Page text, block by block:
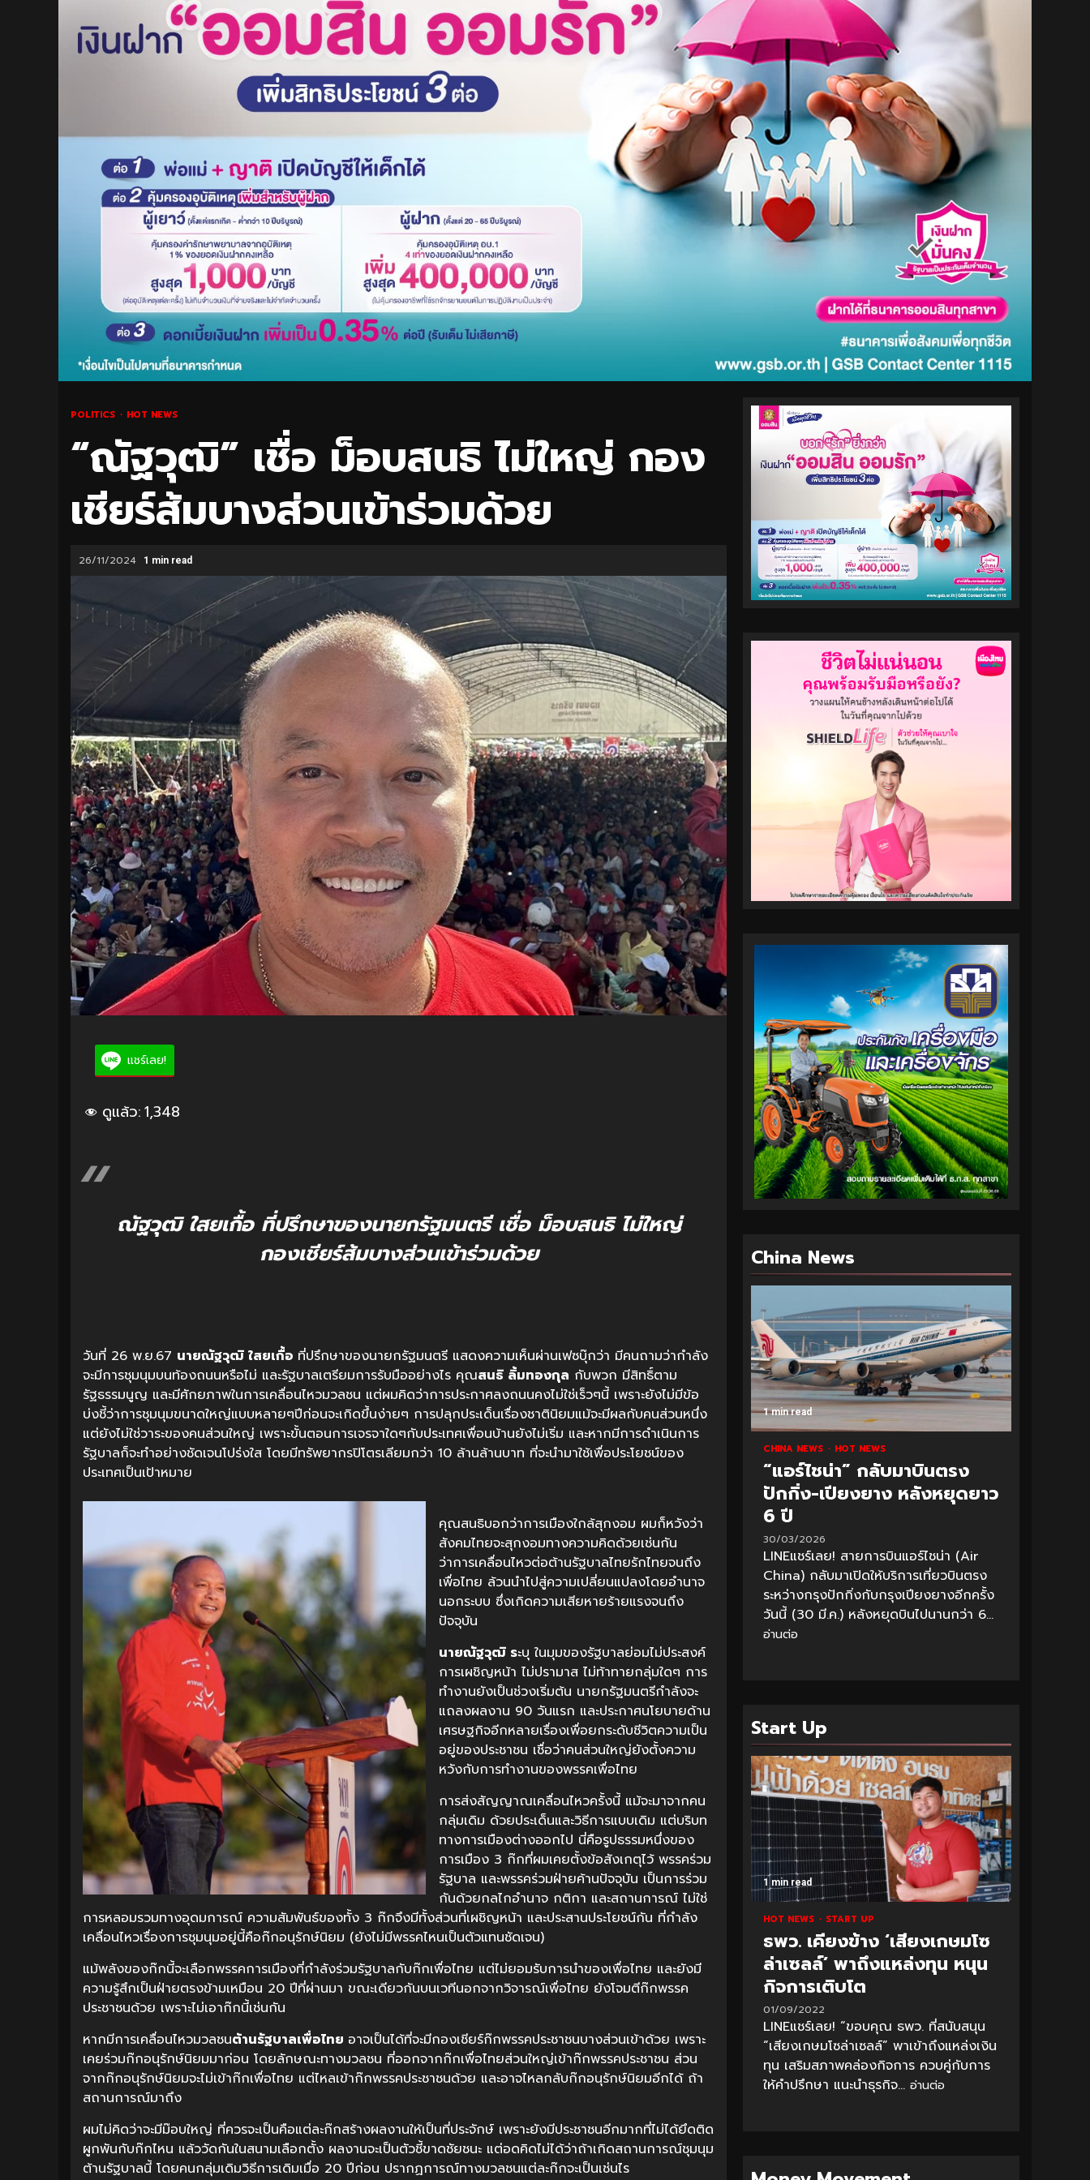
POLITICS HOT NEWS
“ณัฐวุฒิ” เชื่อ ม็อบสนธิ ไม่ใหญ่ กอง
เชียร์ส้มบางส่วนเข้าร่วมด้วย
26/11/2024 1 min read
แชร์เลย!
ดูแล้ว:1,348
ณัฐวุฒิ ใสยเกื้อ ที่ปรึกษาของนายกรัฐมนตรี เชื่อ ม็อบสนธิ ไม่ใหญ่
กองเชียร์ส้มบางส่วนเข้าร่วมด้วย
วันที่ 26 พ.ย.67 นายณัฐวุฒิ ใสยเกื้อ ที่ปรึกษาของนายกรัฐมนตรี แสดงความเห็นผ่านเฟซบุ๊กว่า มีคนถามว่ากำลัง
จะมีการชุมนุมบนท้องถนนหรือไม่ และรัฐบาลเตรียมการรับมืออย่างไร คุณสนธิ ลิ้มทองกุล กับพวก มีสิทธิ์ตาม
รัฐธรรมนูญ และมีศักยภาพในการเคลื่อนไหวมวลชน แต่ผมคิดว่าการประกาศลงถนนคงไม่ใช่เร็วๆนี้ เพราะยังไม่มีข้อ
บ่งชี้ว่าการชุมนุมขนาดใหญ่แบบหลายๆปีก่อนจะเกิดขึ้นง่ายๆ การปลุกประเด็นเรื่องชาตินิยมแม้จะมีผลกับคนส่วนหนึ่ง
แต่ยังไม่ใช่วาระของคนส่วนใหญ่ เพราะขั้นตอนการเจรจาใดๆกับประเทศเพื่อนบ้านยังไม่เริ่ม และหากมีการดำเนินการ
รัฐบาลก็จะทำอย่างชัดเจนโปร่งใส โดยมีทรัพยากรปิโตรเลียมกว่า 10 ล้านล้านบาท ที่จะนำมาใช้เพื่อประโยชน์ของ
ประเทศเป็นเป้าหมาย
คุณสนธิบอกว่าการเมืองใกล้สุกงอม ผมก็หวังว่า
สังคมไทยจะสุกงอมทางความคิดด้วยเช่นกัน
ว่าการเคลื่อนไหวต่อต้านรัฐบาลไทยรักไทยจนถึง
เพื่อไทย ล้วนนำไปสู่ความเปลี่ยนแปลงโดยอำนาจ
นอกระบบ ซึ่งเกิดความเสียหายร้ายแรงจนถึง
ปัจจุบัน
นายณัฐวุฒิ ระบุ ในมุมของรัฐบาลย่อมไม่ประสงค์
การเผชิญหน้า ไม่ปรามาส ไม่ท้าทายกลุ่มใดๆ การ
ทำงานยังเป็นช่วงเริ่มต้น นายกรัฐมนตรีกำลังจะ
แถลงผลงาน 90 วันแรก และประกาศนโยบายด้าน
เศรษฐกิจอีกหลายเรื่องเพื่อยกระดับชีวิตความเป็น
อยู่ของประชาชน เชื่อว่าคนส่วนใหญ่ยังตั้งความ
หวังกับการทำงานของพรรคเพื่อไทย
การส่งสัญญาณเคลื่อนไหวครั้งนี้ แม้จะมาจากคน
กลุ่มเดิม ด้วยประเด็นและวิธีการแบบเดิม แต่บริบท
ทางการเมืองต่างออกไป นี่คือรูปธรรมหนึ่งของ
การเมือง 3 ก๊กที่ผมเคยตั้งข้อสังเกตุไว้ พรรคร่วม
รัฐบาล และพรรคร่วมฝ่ายค้านปัจจุบัน เป็นการร่วม
กันด้วยกลไกอำนาจ กติกา และสถานการณ์ ไม่ใช่
การหลอมรวมทางอุดมการณ์ ความสัมพันธ์ของทั้ง 3 ก๊กจึงมีทั้งส่วนที่เผชิญหน้า และประสานประโยชน์กัน ที่กำลัง
เคลื่อนไหวเรื่องการชุมนุมอยู่นี้คือก๊กอนุรักษ์นิยม (ยังไม่มีพรรคไหนเป็นตัวแทนชัดเจน)
แม้พลังของก๊กนี้จะเลือกพรรคการเมืองที่กำลังร่วมรัฐบาลกับก๊กเพื่อไทย แต่ไม่ยอมรับการนำของเพื่อไทย และยังมี
ความรู้สึกเป็นฝ่ายตรงข้ามเหมือน 20 ปีที่ผ่านมา ขณะเดียวกันบนเวทีนอกจากวิจารณ์เพื่อไทย ยังโจมตีก๊กพรรค
ประชาชนด้วย เพราะไม่เอาก๊กนี้เช่นกัน
หากมีการเคลื่อนไหวมวลชนต้านรัฐบาลเพื่อไทย อาจเป็นได้ที่จะมีกองเชียร์ก๊กพรรคประชาชนบางส่วนเข้าด้วย เพราะ
เคยร่วมก๊กอนุรักษ์นิยมมาก่อน โดยลักษณะทางมวลชน ที่ออกจากก๊กเพื่อไทยส่วนใหญ่เข้าก๊กพรรคประชาชน ส่วน
จากก๊กอนุรักษ์นิยมจะไม่เข้าก๊กเพื่อไทย แต่ไหลเข้าก๊กพรรคประชาชนด้วย และอาจไหลกลับก๊กอนุรักษ์นิยมอีกได้ ถ้า
สถานการณ์มาถึง
ผมไม่คิดว่าจะมีม๊อบใหญ่ ที่ควรจะเป็นคือแต่ละก๊กสร้างผลงานให้เป็นที่ประจักษ์ เพราะยังมีประชาชนอีกมากที่ไม่ได้ยึดติด
ผูกพันกับก๊กไหน แล้ววัดกันในสนามเลือกตั้ง ผลงานจะเป็นตัวชี้ขาดชัยชนะ แต่อดคิดไม่ได้ว่าถ้าเกิดสถานการณ์ชุมนุม
ต้านรัฐบาลนี้ โดยคนกลุ่มเดิมวิธีการเดิมเมื่อ 20 ปีก่อน ปรากฏการณ์ทางมวลชนแต่ละก๊กจะเป็นเช่นไร
China News
1 min read
CHINA NEWS HOT NEWS
“แอร์ไชน่า” กลับมาบินตรง
ปักกิ่ง-เปียงยาง หลังหยุดยาว
6 ปี
30/03/2026
LINEแชร์เลย! สายการบินแอร์ไชน่า (Air
China) กลับมาเปิดให้บริการเที่ยวบินตรง
ระหว่างกรุงปักกิ่งกับกรุงเปียงยางอีกครั้ง
วันนี้ (30 มี.ค.) หลังหยุดบินไปนานกว่า 6...
อ่านต่อ
Start Up
1 min read
HOT NEWS START UP
ธพว. เคียงข้าง ‘เสียงเกษมโซ
ล่าเซลล์’ พาถึงแหล่งทุน หนุน
กิจการเติบโต
01/09/2022
LINEแชร์เลย! “ขอบคุณ ธพว. ที่สนับสนุน
“เสียงเกษมโซล่าเซลล์” พาเข้าถึงแหล่งเงิน
ทุน เสริมสภาพคล่องกิจการ ควบคู่กับการ
ให้คำปรึกษา แนะนำธุรกิจ... อ่านต่อ